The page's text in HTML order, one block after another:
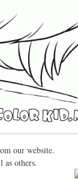
our website.
as others.